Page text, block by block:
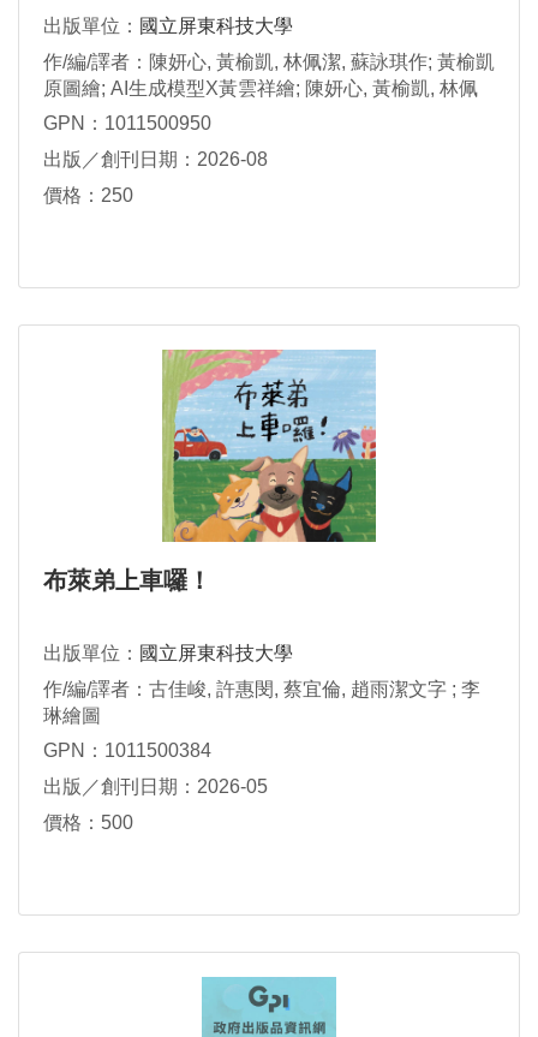
出版單位： 國立屏東科技大學
作/編/譯者：陳妍心, 黃榆凱, 林佩潔, 蘇詠琪作; 黃榆凱
原圖繪; AI生成模型X黃雲祥繪; 陳妍心, 黃榆凱, 林佩
潔, 蘇詠琪調校; 何美花翻譯
GPN：1011500950
出版／創刊日期：2026-08
價格：250
布萊弟上車囉！
出版單位： 國立屏東科技大學
作/編/譯者：古佳峻, 許惠閔, 蔡宜倫, 趙雨潔文字 ; 李
琳繪圖
GPN：1011500384
出版／創刊日期：2026-05
價格：500